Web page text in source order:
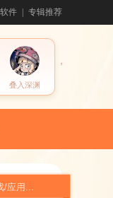
件 专辑推荐
叠入深渊